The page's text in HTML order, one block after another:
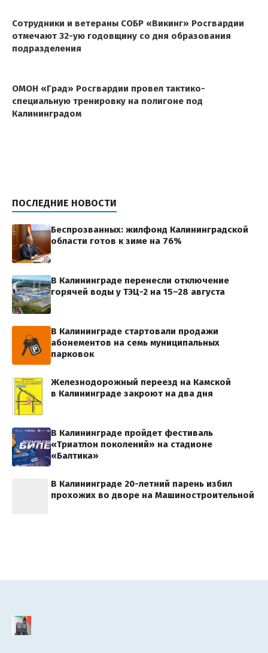
Сотрудники и ветераны СОБР «Викинг» Росгвардии
отмечают 32-ую годовщину со дня образования
подразделения
ОМОН «Град» Росгвардии провел тактико-
специальную тренировку на полигоне под
Калининградом
ПОСЛЕДНИЕ НОВОСТИ
Беспрозванных: жилфонд Калининградской
области готов к зиме на 76%
В Калининграде перенесли отключение
горячей воды у ТЭЦ-2 на 15–28 августа
В Калининграде стартовали продажи
абонементов на семь муниципальных
парковок
Железнодорожный переезд на Камской
в Калининграде закроют на два дня
В Калининграде пройдет фестиваль
«Триатлон поколений» на стадионе
«Балтика»
В Калининграде 20-летний парень избил
прохожих во дворе на Машиностроительной